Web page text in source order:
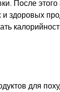
После
здоровых
для